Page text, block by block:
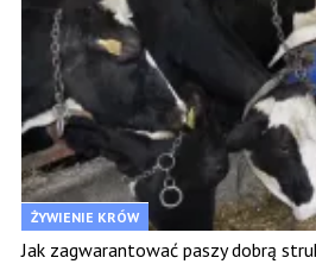
ŻYWIENIE KRÓW
Jak zagwarantować paszy dobrą